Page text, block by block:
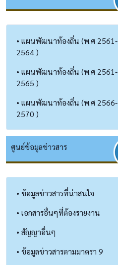
• แผนพัฒนาท้องถิ่น (พ.ศ 2561-
2564 )
• แผนพัฒนาท้องถิ่น (พ.ศ 2561-
2565 )
• แผนพัฒนาท้องถิ่น (พ.ศ 2566-
2570 )
ศูนย์ข้อมูลข่าวสาร
• ข้อมูลข่าวสารที่น่าสนใจ
• เอกสารอื่นๆที่ต้องรายงาน
• สัญญาอื่นๆ
• ข้อมูลข่าวสารตามมาตรา 9